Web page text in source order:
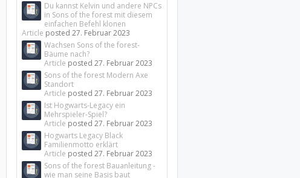
Du kannst Kelvin und andere NPCs
in Sons of the forest mit diesem
einfachen Befehl klonen
Article posted27. Februar 2023
Wachsen Sons of the forest-
Bäume nach?
Article posted27. Februar 2023
Sons of the forest Modern Axe
Standort
Article posted27. Februar 2023
Ist Hogwarts-Legacy ein
Mehrspieler-Spiel?
Article posted27. Februar 2023
Hogwarts Legacy Black
Familienmotto erklärt
Article posted27. Februar 2023
Sons of the forest Bauanleitung -
wie man seine Basis baut